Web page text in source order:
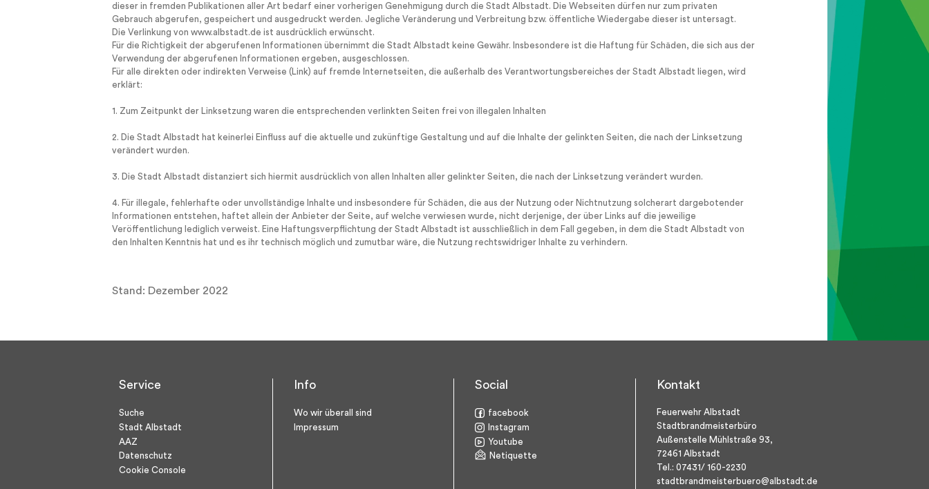
dieser in fremden Publikationen aller Art bedarf einer vorherigen Genehmigung durch die Stadt Albstadt. Die Webseiten dürfen nur zum privaten
Gebrauch abgerufen, gespeichert und ausgedruckt werden. Jegliche Veränderung und Verbreitung bzw. öffentliche Wiedergabe dieser ist untersagt.
Die Verlinkung von www.albstadt.de ist ausdrücklich erwünscht.
Für die Richtigkeit der abgerufenen Informationen übernimmt die Stadt Albstadt keine Gewähr. Insbesondere ist die Haftung für Schäden, die sich aus der
Verwendung der abgerufenen Informationen ergeben, ausgeschlossen.
Für alle direkten oder indirekten Verweise (Link) auf fremde Internetseiten, die außerhalb des Verantwortungsbereiches der Stadt Albstadt liegen, wird
erklärt:
1. Zum Zeitpunkt der Linksetzung waren die entsprechenden verlinkten Seiten frei von illegalen Inhalten
2. Die Stadt Albstadt hat keinerlei Einfluss auf die aktuelle und zukünftige Gestaltung und auf die Inhalte der gelinkten Seiten, die nach der Linksetzung
verändert wurden.
3. Die Stadt Albstadt distanziert sich hiermit ausdrücklich von allen Inhalten aller gelinkter Seiten, die nach der Linksetzung verändert wurden.
4. Für illegale, fehlerhafte oder unvollständige Inhalte und insbesondere für Schäden, die aus der Nutzung oder Nichtnutzung solcherart dargebotender
Informationen entstehen, haftet allein der Anbieter der Seite, auf welche verwiesen wurde, nicht derjenige, der über Links auf die jeweilige
Veröffentlichung lediglich verweist. Eine Haftungsverpflichtung der Stadt Albstadt ist ausschließlich in dem Fall gegeben, in dem die Stadt Albstadt von
den Inhalten Kenntnis hat und es ihr technisch möglich und zumutbar wäre, die Nutzung rechtswidriger Inhalte zu verhindern.
Stand: Dezember 2022
Service
Suche
Stadt Albstadt
AAZ
Datenschutz
Cookie Console
Info
Wo wir überall sind
Impressum
Social
facebook
Instagram
Youtube
Netiquette
Kontakt
Feuerwehr Albstadt
Stadtbrandmeisterbüro
Außenstelle Mühlstraße 93,
72461 Albstadt
Tel.: 07431/ 160-2230
stadtbrandmeisterbuero@albstadt.de